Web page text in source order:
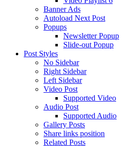
Banner Ads
Autoload Next Post
Popups
Newsletter Popup
Slide-out Popup
Post Styles
No Sidebar
Right Sidebar
Left Sidebar
Video Post
Supported Video
Audio Post
Supported Audio
Gallery Posts
Share links position
Related Posts